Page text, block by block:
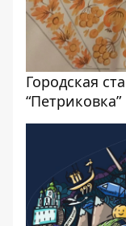
Городская
“Петриковка”